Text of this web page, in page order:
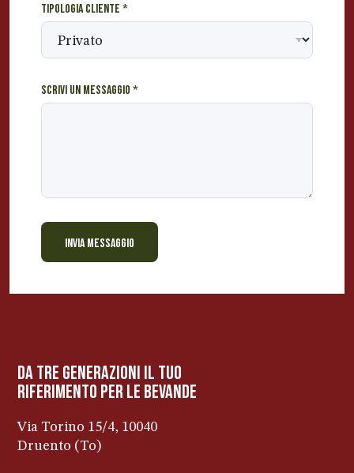
Tipologia cliente *
Scrivi un messaggio *
INVIA MESSAGGIO
da tre generazioni il tuo
riferimento per le bevanDe
Via Torino 15/4, 10040
Druento (To)